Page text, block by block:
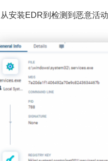
从安装EDR到检测到恶意活